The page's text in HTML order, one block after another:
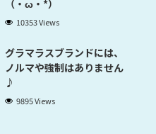
（・ω・*）
10353 Views
グラマラスブランドには、
ノルマや強制はありません
♪
9895 Views